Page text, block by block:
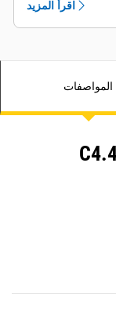
اقرأ المزيد
المواصفات